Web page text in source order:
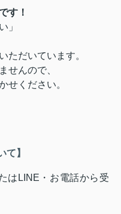
す！
」
ただいています。
せんので、
せください。
て】
はLINE・お電話から受